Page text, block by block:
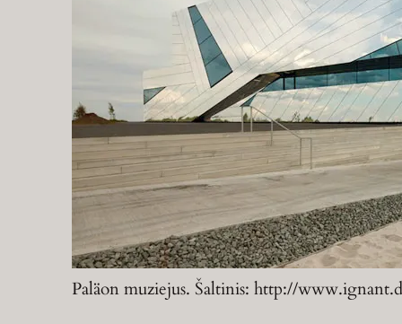
Paläon muziejus. Šaltinis: http://